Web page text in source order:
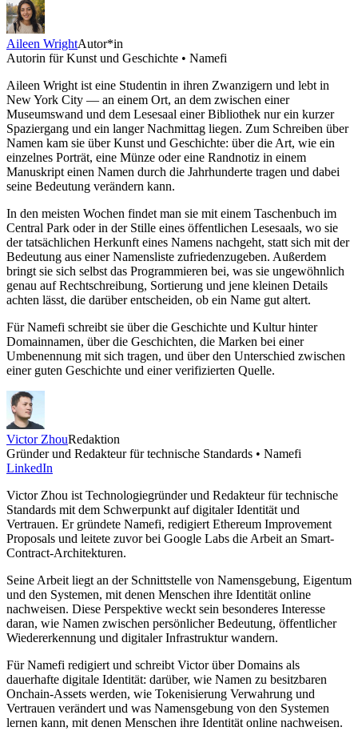
Aileen WrightAutor*in
Autorin für Kunst und Geschichte • Namefi
Aileen Wright ist eine Studentin in ihren Zwanzigern und lebt in
New York City — an einem Ort, an dem zwischen einer
Museumswand und dem Lesesaal einer Bibliothek nur ein kurzer
Spaziergang und ein langer Nachmittag liegen. Zum Schreiben über
Namen kam sie über Kunst und Geschichte: über die Art, wie ein
einzelnes Porträt, eine Münze oder eine Randnotiz in einem
Manuskript einen Namen durch die Jahrhunderte tragen und dabei
seine Bedeutung verändern kann.
In den meisten Wochen findet man sie mit einem Taschenbuch im
Central Park oder in der Stille eines öffentlichen Lesesaals, wo sie
der tatsächlichen Herkunft eines Namens nachgeht, statt sich mit der
Bedeutung aus einer Namensliste zufriedenzugeben. Außerdem
bringt sie sich selbst das Programmieren bei, was sie ungewöhnlich
genau auf Rechtschreibung, Sortierung und jene kleinen Details
achten lässt, die darüber entscheiden, ob ein Name gut altert.
Für Namefi schreibt sie über die Geschichte und Kultur hinter
Domainnamen, über die Geschichten, die Marken bei einer
Umbenennung mit sich tragen, und über den Unterschied zwischen
einer guten Geschichte und einer verifizierten Quelle.
Victor ZhouRedaktion
Gründer und Redakteur für technische Standards • Namefi
LinkedIn
Victor Zhou ist Technologiegründer und Redakteur für technische
Standards mit dem Schwerpunkt auf digitaler Identität und
Vertrauen. Er gründete Namefi, redigiert Ethereum Improvement
Proposals und leitete zuvor bei Google Labs die Arbeit an Smart-
Contract-Architekturen.
Seine Arbeit liegt an der Schnittstelle von Namensgebung, Eigentum
und den Systemen, mit denen Menschen ihre Identität online
nachweisen. Diese Perspektive weckt sein besonderes Interesse
daran, wie Namen zwischen persönlicher Bedeutung, öffentlicher
Wiedererkennung und digitaler Infrastruktur wandern.
Für Namefi redigiert und schreibt Victor über Domains als
dauerhafte digitale Identität: darüber, wie Namen zu besitzbaren
Onchain-Assets werden, wie Tokenisierung Verwahrung und
Vertrauen verändert und was Namensgebung von den Systemen
lernen kann, mit denen Menschen ihre Identität online nachweisen.